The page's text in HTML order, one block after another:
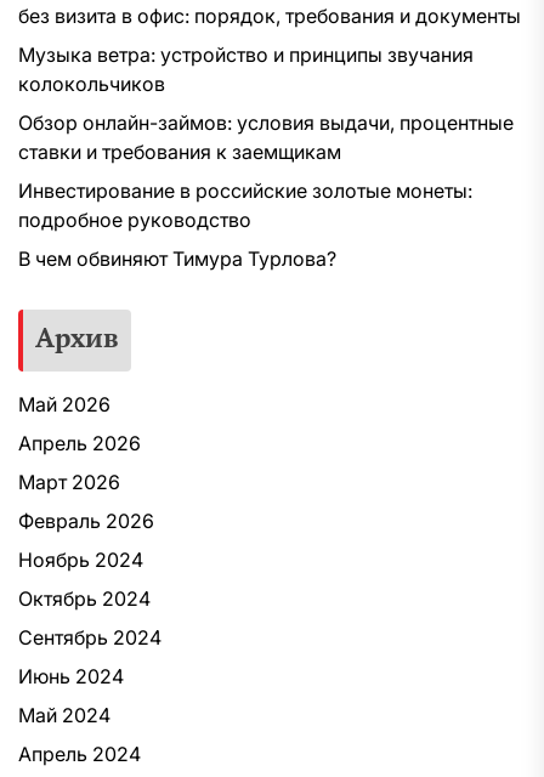
без визита в офис: порядок, требования и документы
Музыка ветра: устройство и принципы звучания
колокольчиков
Обзор онлайн-займов: условия выдачи, процентные
ставки и требования к заемщикам
Инвестирование в российские золотые монеты:
подробное руководство
В чем обвиняют Тимура Турлова?
Архив
Май 2026
Апрель 2026
Март 2026
Февраль 2026
Ноябрь 2024
Октябрь 2024
Сентябрь 2024
Июнь 2024
Май 2024
Апрель 2024